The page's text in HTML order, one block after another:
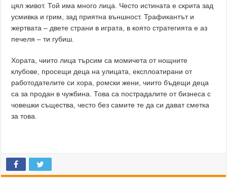
цял живот. Той има много лица. Често истината е скрита зад
усмивка и грим, зад приятна външност. Трафикантът и
жертвата – двете страни в играта, в която стратегията е аз
печеля – ти губиш.
Хората, чиито лица търсим са момичета от нощните
клубове, просещи деца на улицата, експлоатирани от
работодателите си хора, ромски жени, чиито бъдещи деца
са за продан в чужбина. Това са пострадалите от бизнеса с
човешки същества, често без самите те да си дават сметка
за това.